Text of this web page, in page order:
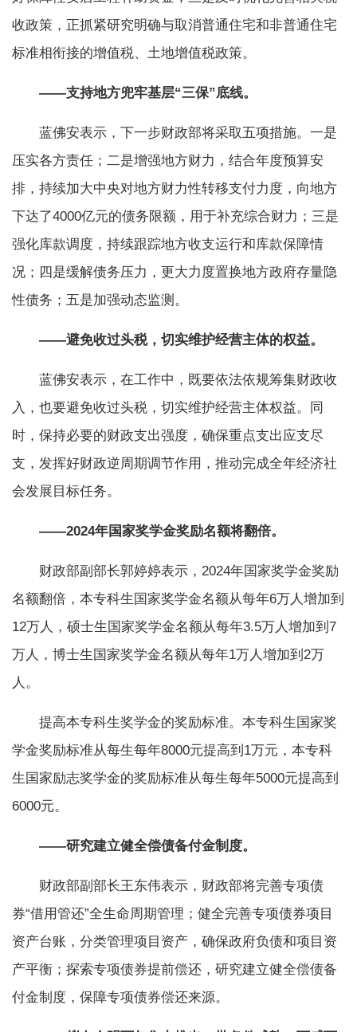
收政策，正抓紧研究明确与取消普通住宅和非普通住宅
标准相衔接的增值税、土地增值税政策。
——支持地方兜牢基层“三保”底线。
蓝佛安表示，下一步财政部将采取五项措施。一是
压实各方责任；二是增强地方财力，结合年度预算安
排，持续加大中央对地方财力性转移支付力度，向地方
下达了4000亿元的债务限额，用于补充综合财力；三是
强化库款调度，持续跟踪地方收支运行和库款保障情
况；四是缓解债务压力，更大力度置换地方政府存量隐
性债务；五是加强动态监测。
——避免收过头税，切实维护经营主体的权益。
蓝佛安表示，在工作中，既要依法依规筹集财政收
入，也要避免收过头税，切实维护经营主体权益。同
时，保持必要的财政支出强度，确保重点支出应支尽
支，发挥好财政逆周期调节作用，推动完成全年经济社
会发展目标任务。
——2024年国家奖学金奖励名额将翻倍。
财政部副部长郭婷婷表示，2024年国家奖学金奖励
名额翻倍，本专科生国家奖学金名额从每年6万人增加到
12万人，硕士生国家奖学金名额从每年3.5万人增加到7
万人，博士生国家奖学金名额从每年1万人增加到2万
人。
提高本专科生奖学金的奖励标准。本专科生国家奖
学金奖励标准从每生每年8000元提高到1万元，本专科
生国家励志奖学金的奖励标准从每生每年5000元提高到
6000元。
——研究建立健全偿债备付金制度。
财政部副部长王东伟表示，财政部将完善专项债
券“借用管还”全生命周期管理；健全完善专项债券项目
资产台账，分类管理项目资产，确保政府负债和项目资
产平衡；探索专项债券提前偿还，研究建立健全偿债备
付金制度，保障专项债券偿还来源。